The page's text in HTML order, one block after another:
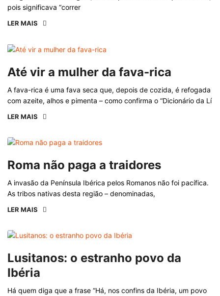
pois significava “correr
LER MAIS
Até vir a mulher da fava-rica
A fava-rica é uma fava seca que, depois de cozida, é refogada
com azeite, alhos e pimenta – como confirma o “Dicionário da Lí
LER MAIS
Roma não paga a traidores
A invasão da Península Ibérica pelos Romanos não foi pacífica.
As tribos nativas desta região – denominadas,
LER MAIS
Lusitanos: o estranho povo da
Ibéria
Há quem diga que a frase “Há, nos confins da Ibéria, um povo